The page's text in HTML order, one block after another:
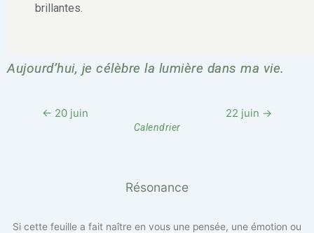
brillantes.
Aujourd’hui, je célèbre la lumière dans ma vie.
← 20 juin 22 juin →
Calendrier
Résonance
Si cette feuille a fait naître en vous une pensée, une émotion ou